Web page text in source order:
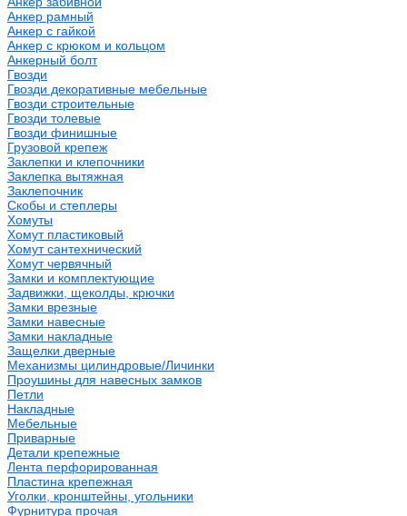
Анкер рамный
Анкер с гайкой
Анкер с крюком и кольцом
Анкерный болт
Гвозди
Гвозди декоративные мебельные
Гвозди строительные
Гвозди толевые
Гвозди финишные
Грузовой крепеж
Заклепки и клепочники
Заклепка вытяжная
Заклепочник
Скобы и степлеры
Хомуты
Хомут пластиковый
Хомут сантехнический
Хомут червячный
Замки и комплектующие
Задвижки, щеколды, крючки
Замки врезные
Замки навесные
Замки накладные
Защелки дверные
Механизмы цилиндровые/Личинки
Проушины для навесных замков
Петли
Накладные
Мебельные
Приварные
Детали крепежные
Лента перфорированная
Пластина крепежная
Уголки, кронштейны, угольники
Фурнитура прочая